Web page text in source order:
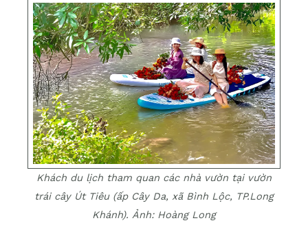
Khách du lịch tham quan các nhà vườn tại vườn
trái cây Út Tiêu (ấp Cây Da, xã Bình Lộc, TP.Long
Khánh). Ảnh: Hoàng Long